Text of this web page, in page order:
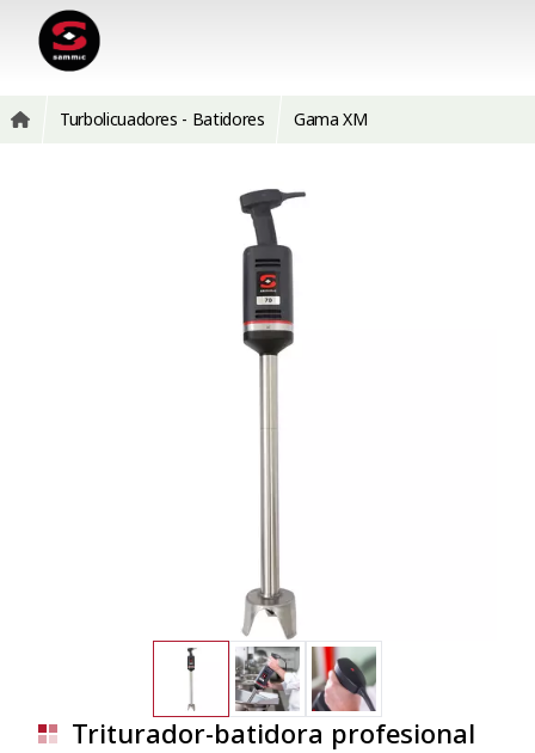
Turbolicuadores - Batidores Gama XM
Triturador-batidora profesional